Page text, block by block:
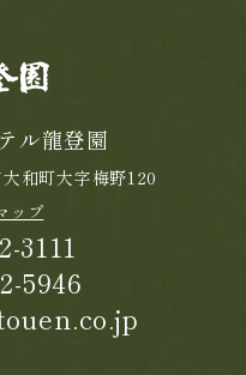
ル龍登園
和町大字梅野120
ップ
3111
5946